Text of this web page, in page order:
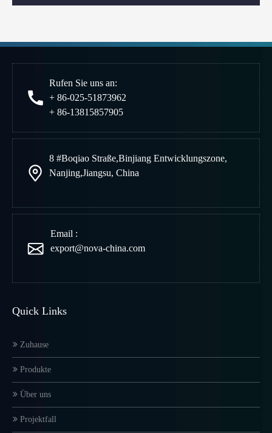
Rufen Sie uns an:
+ 86-025-51873962
+ 86-13815857905
8 #Boqiao Straße,Binjiang Entwicklungszone,
Nanjing,Jiangsu, China
Email :
export@nova-china.com
Quick Links
Zuhause
Produkte
Über uns
Projektfall